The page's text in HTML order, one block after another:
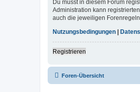
Du musst in diesem Forum
Administration kann
auch die jeweiligen
Nutzungsbedingungen
Registrieren
Foren-Übersicht